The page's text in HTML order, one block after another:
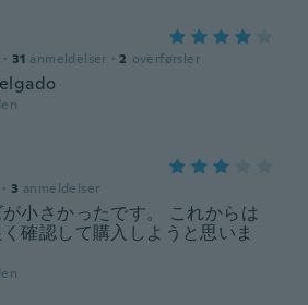
· 31 anmeldelser · 2 overførsler
· 3 anmeldelser
小さかったです。 これからは
確認して購入しようと思いま